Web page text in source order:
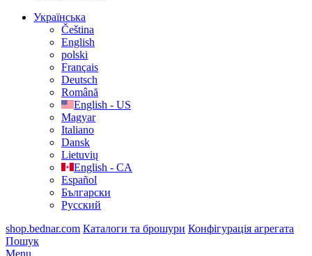
Українська
Čeština
English
polski
Français
Deutsch
Română
English - US
Magyar
Italiano
Dansk
Lietuvių
English - CA
Español
Български
Русский
shop.bednar.com Каталоги та брошури Конфігурація агрегата
Пошук
Menu